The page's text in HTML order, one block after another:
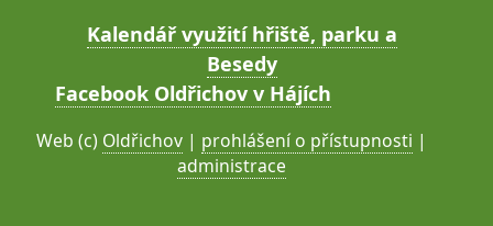
Kalendář využití hřiště, parku a
Besedy
Facebook Oldřichov v Hájích
Web (c) Oldřichov | prohlášení o přístupnosti |
administrace